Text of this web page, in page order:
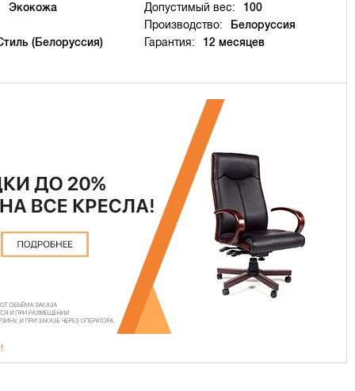
Экокожа Допустимый вес: 100
(Белоруссия)
Производство:
Белоруссия
Гарантия:
12 месяцев